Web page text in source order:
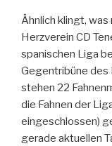
Ähnlich klingt, was
Herzverein CD
spanischen Liga
Gegentribüne des
stehen 22
die Fahnen der
eingeschlossen)
gerade aktuellen